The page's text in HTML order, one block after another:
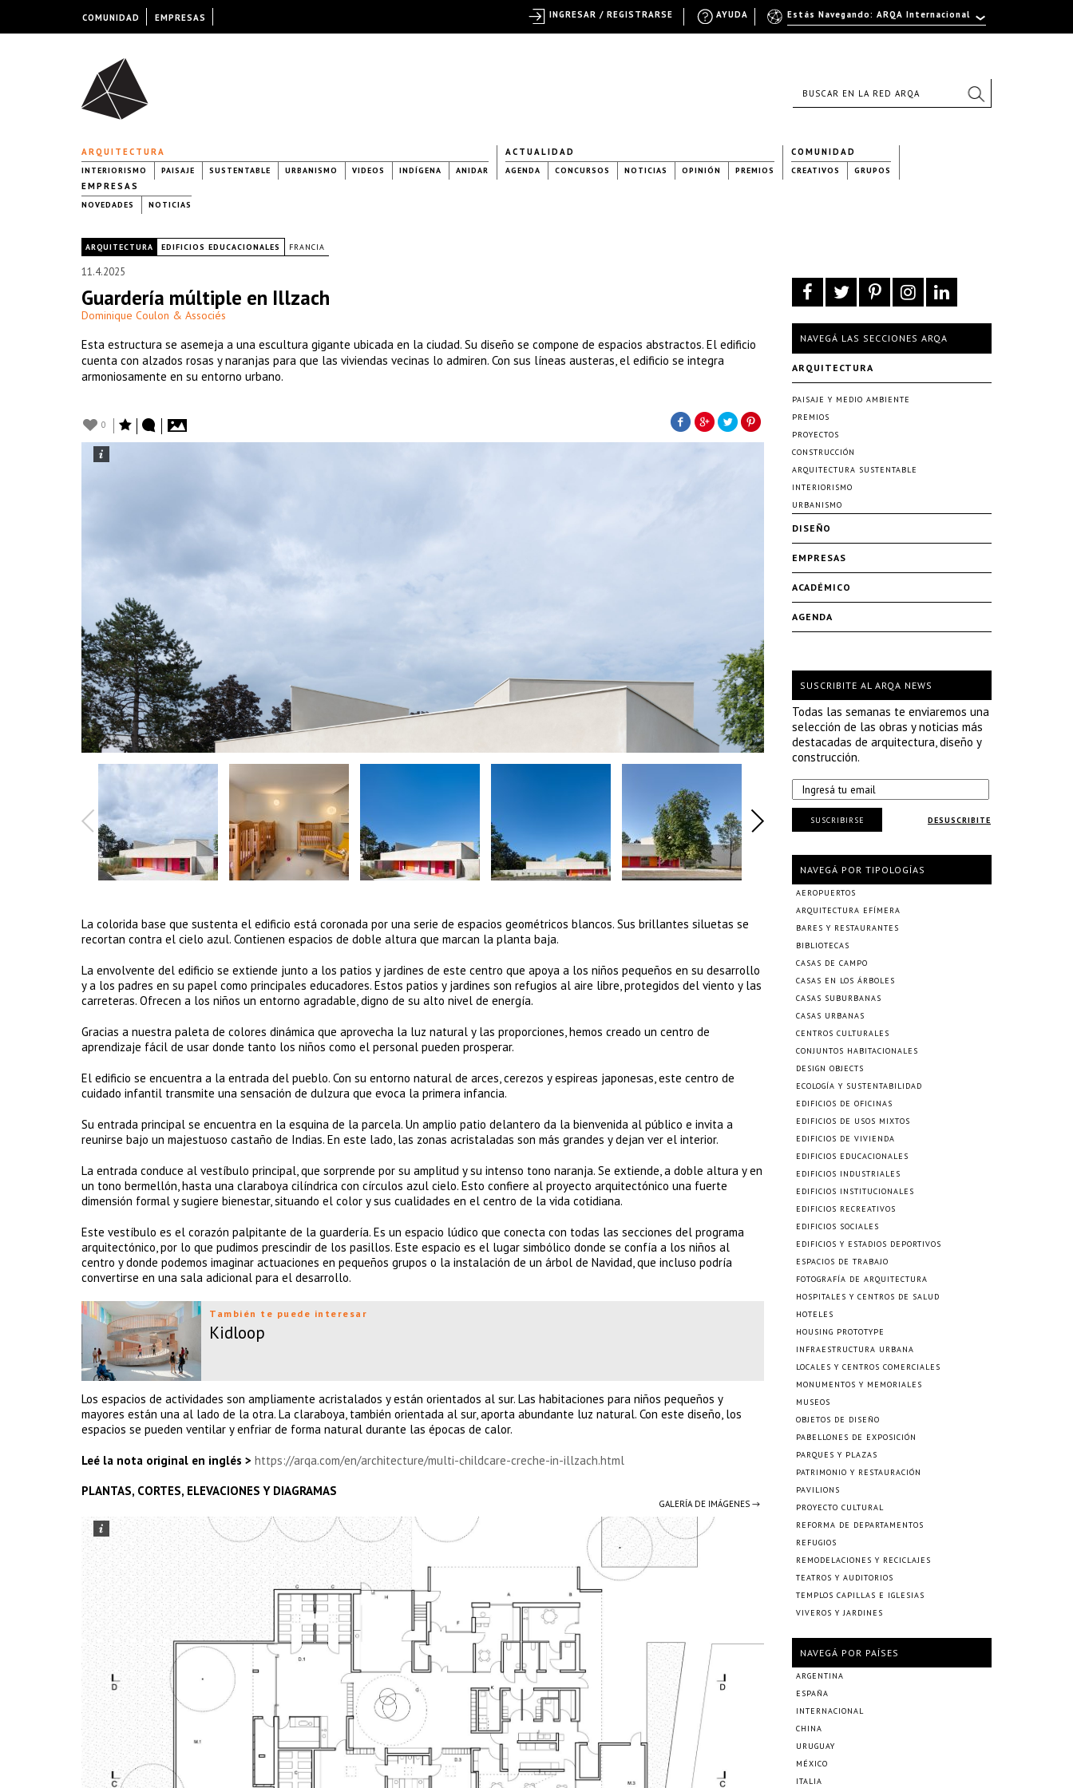
ARQUITECTURA
INTERIORISMO PAISAJE SUSTENTABLE URBANISMO VIDEOS INDÍGENA ANIDAR
ACTUALIDAD
AGENDA CONCURSOS NOTICIAS OPINIÓN PREMIOS
COMUNIDAD
CREATIVOS GRUPOS
EMPRESAS
NOVEDADES NOTICIAS
ARQUITECTURA EDIFICIOS EDUCACIONALES FRANCIA
11.4.2025
Guardería múltiple en Illzach
Dominique Coulon & Associés
Esta estructura se asemeja a una escultura gigante ubicada en la ciudad. Su diseño se compone de espacios abstractos. El edificio
cuenta con alzados rosas y naranjas para que las viviendas vecinas lo admiren. Con sus líneas austeras, el edificio se integra
armoniosamente en su entorno urbano.
0
La colorida base que sustenta el edificio está coronada por una serie de espacios geométricos blancos. Sus brillantes siluetas se
recortan contra el cielo azul. Contienen espacios de doble altura que marcan la planta baja.
La envolvente del edificio se extiende junto a los patios y jardines de este centro que apoya a los niños pequeños en su desarrollo
y a los padres en su papel como principales educadores. Estos patios y jardines son refugios al aire libre, protegidos del viento y las
carreteras. Ofrecen a los niños un entorno agradable, digno de su alto nivel de energía.
Gracias a nuestra paleta de colores dinámica que aprovecha la luz natural y las proporciones, hemos creado un centro de
aprendizaje fácil de usar donde tanto los niños como el personal pueden prosperar.
El edificio se encuentra a la entrada del pueblo. Con su entorno natural de arces, cerezos y espireas japonesas, este centro de
cuidado infantil transmite una sensación de dulzura que evoca la primera infancia.
Su entrada principal se encuentra en la esquina de la parcela. Un amplio patio delantero da la bienvenida al público e invita a
reunirse bajo un majestuoso castaño de Indias. En este lado, las zonas acristaladas son más grandes y dejan ver el interior.
La entrada conduce al vestíbulo principal, que sorprende por su amplitud y su intenso tono naranja. Se extiende, a doble altura y en
un tono bermellón, hasta una claraboya cilíndrica con círculos azul cielo. Esto confiere al proyecto arquitectónico una fuerte
dimensión formal y sugiere bienestar, situando el color y sus cualidades en el centro de la vida cotidiana.
Este vestíbulo es el corazón palpitante de la guardería. Es un espacio lúdico que conecta con todas las secciones del programa
arquitectónico, por lo que pudimos prescindir de los pasillos. Este espacio es el lugar simbólico donde se confía a los niños al
centro y donde podemos imaginar actuaciones en pequeños grupos o la instalación de un árbol de Navidad, que incluso podría
convertirse en una sala adicional para el desarrollo.
También te puede interesar
Kidloop
Los espacios de actividades son ampliamente acristalados y están orientados al sur. Las habitaciones para niños pequeños y
mayores están una al lado de la otra. La claraboya, también orientada al sur, aporta abundante luz natural. Con este diseño, los
espacios se pueden ventilar y enfriar de forma natural durante las épocas de calor.
Leé la nota original en inglés > https://arqa.com/en/architecture/multi-childcare-creche-in-illzach.html
PLANTAS, CORTES, ELEVACIONES Y DIAGRAMAS
GALERÍA DE IMÁGENES →
NAVEGÁ LAS SECCIONES ARQA
ARQUITECTURA
PAISAJE Y MEDIO AMBIENTE
PREMIOS
PROYECTOS
CONSTRUCCIÓN
ARQUITECTURA SUSTENTABLE
INTERIORISMO
URBANISMO
DISEÑO
EMPRESAS
ACADÉMICO
AGENDA
SUSCRIBITE AL ARQA NEWS
Todas las semanas te enviaremos una
selección de las obras y noticias más
destacadas de arquitectura, diseño y
construcción.
DESUSCRIBITE
SUSCRIBIRSE
NAVEGÁ POR TIPOLOGÍAS
AEROPUERTOS
ARQUITECTURA EFÍMERA
BARES Y RESTAURANTES
BIBLIOTECAS
CASAS DE CAMPO
CASAS EN LOS ÁRBOLES
CASAS SUBURBANAS
CASAS URBANAS
CENTROS CULTURALES
CONJUNTOS HABITACIONALES
DESIGN OBJECTS
ECOLOGÍA Y SUSTENTABILIDAD
EDIFICIOS DE OFICINAS
EDIFICIOS DE USOS MIXTOS
EDIFICIOS DE VIVIENDA
EDIFICIOS EDUCACIONALES
EDIFICIOS INDUSTRIALES
EDIFICIOS INSTITUCIONALES
EDIFICIOS RECREATIVOS
EDIFICIOS SOCIALES
EDIFICIOS Y ESTADIOS DEPORTIVOS
ESPACIOS DE TRABAJO
FOTOGRAFÍA DE ARQUITECTURA
HOSPITALES Y CENTROS DE SALUD
HOTELES
HOUSING PROTOTYPE
INFRAESTRUCTURA URBANA
LOCALES Y CENTROS COMERCIALES
MONUMENTOS Y MEMORIALES
MUSEOS
OBJETOS DE DISEÑO
PABELLONES DE EXPOSICIÓN
PARQUES Y PLAZAS
PATRIMONIO Y RESTAURACIÓN
PAVILIONS
PROYECTO CULTURAL
REFORMA DE DEPARTAMENTOS
REFUGIOS
REMODELACIONES Y RECICLAJES
TEATROS Y AUDITORIOS
TEMPLOS CAPILLAS E IGLESIAS
VIVEROS Y JARDINES
NAVEGÁ POR PAÍSES
ARGENTINA
ESPAÑA
INTERNACIONAL
CHINA
URUGUAY
MÉXICO
ITALIA
COMUNIDAD EMPRESAS Estás Navegando: ARQA Internacional
AYUDA
INGRESAR / REGISTRARSE